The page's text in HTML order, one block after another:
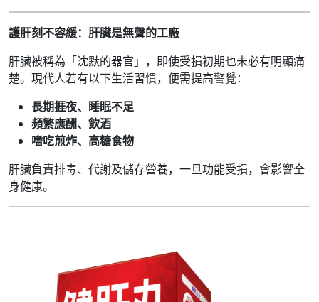
護肝刻不容緩：肝臟是無聲的工廠
肝臟被稱為「沈默的器官」，即使受損初期也未必有明顯痛
楚。現代人若有以下生活習慣，便需提高警覺：
長期捱夜、睡眠不足
頻繁應酬、飲酒
嗜吃煎炸、高糖食物
肝臟負責排毒、代謝及儲存營養，一旦功能受損，會影響全
身健康。